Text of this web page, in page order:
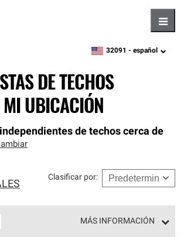
zipcode, language
32091 - español
DE TECHOS
UBICACIÓN
de techos cerca de
Clasificar por:
MÁS INFORMACIÓN